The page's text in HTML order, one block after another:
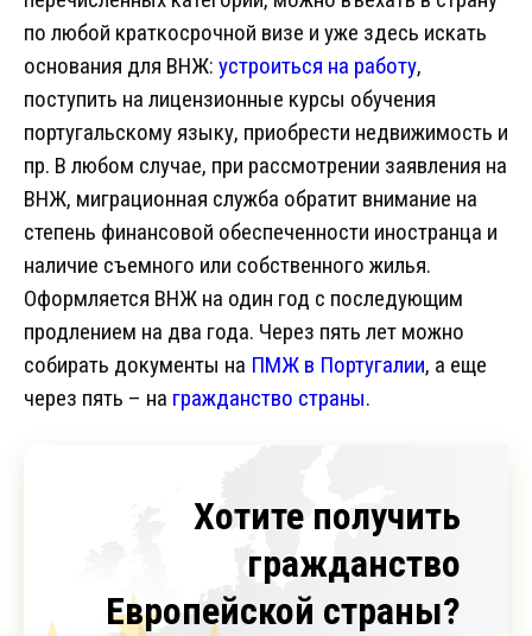
по любой краткосрочной визе и уже здесь искать
основания для ВНЖ: устроиться на работу,
поступить на лицензионные курсы обучения
португальскому языку, приобрести недвижимость и
пр. В любом случае, при рассмотрении заявления на
ВНЖ, миграционная служба обратит внимание на
степень финансовой обеспеченности иностранца и
наличие съемного или собственного жилья.
Оформляется ВНЖ на один год с последующим
продлением на два года. Через пять лет можно
собирать документы на ПМЖ в Португалии, а еще
через пять – на гражданство страны.
Хотите получить
гражданство
Европейской страны?